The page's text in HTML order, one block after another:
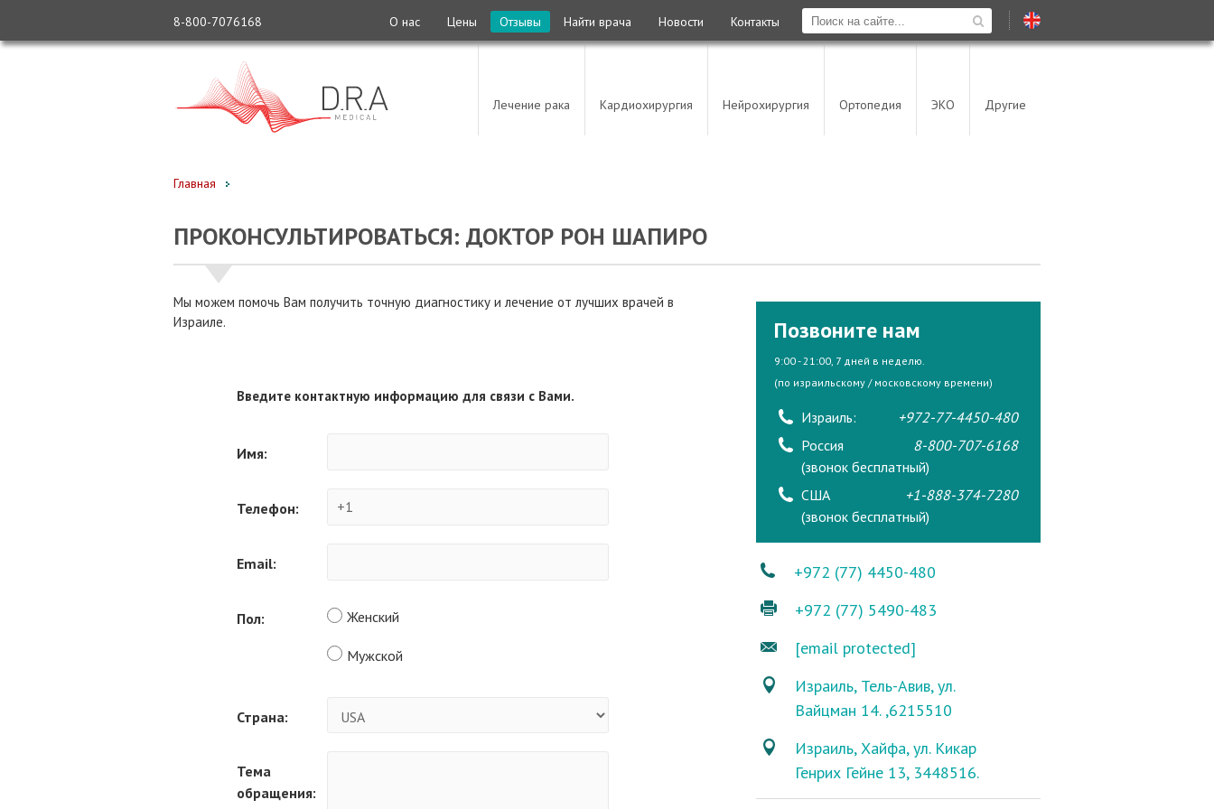
О нас Цены Отзывы Найти врача Новости Контакты
8-800-7076168
Лечение рака Кардиохирургия Нейрохирургия Ортопедия ЭКО Другие
Главная
ПРОКОНСУЛЬТИРОВАТЬСЯ: ДОКТОР РОН ШАПИРО
Мы можем помочь Вам получить точную диагностику и лечение от лучших врачей в
Израиле.
Введите контактную информацию для связи с Вами.
Имя:
Телефон:
Email:
Пол: Женский
Мужской
Страна:
Тема
обращения:
Позвоните нам
9:00 - 21:00, 7 дней в неделю.
(по израильскому / московскому времени)
Израиль:
+972-77-4450-480
Россия
(звонок бесплатный)
8-800-707-6168
США
(звонок бесплатный)
+1-888-374-7280
+972 (77) 4450-480
+972 (77) 5490-483
[email protected]
Израиль, Тель-Авив, ул.
Вайцман 14. ,6215510
Израиль, Хайфа, ул. Кикар
Генрих Гейне 13, 3448516.